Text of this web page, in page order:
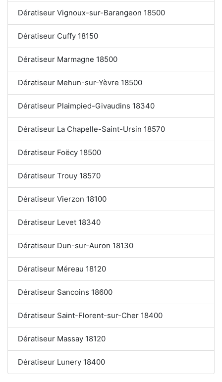
Dératiseur Vignoux-sur-Barangeon 18500
Dératiseur Cuffy 18150
Dératiseur Marmagne 18500
Dératiseur Mehun-sur-Yèvre 18500
Dératiseur Plaimpied-Givaudins 18340
Dératiseur La Chapelle-Saint-Ursin 18570
Dératiseur Foëcy 18500
Dératiseur Trouy 18570
Dératiseur Vierzon 18100
Dératiseur Levet 18340
Dératiseur Dun-sur-Auron 18130
Dératiseur Méreau 18120
Dératiseur Sancoins 18600
Dératiseur Saint-Florent-sur-Cher 18400
Dératiseur Massay 18120
Dératiseur Lunery 18400